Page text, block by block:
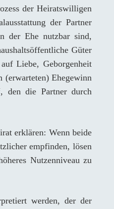
der Heiratswilligen
der Partner
der Ehe nutzbar sind,
Güter
Liebe, Geborgenheit
Ehegewinn
den die Partner durch
erklären: Wenn beide
empfinden, lösen
Nutzenniveau zu
werden, der der